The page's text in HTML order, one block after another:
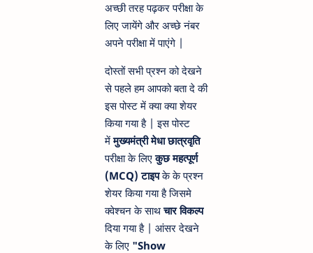
अच्छी तरह पढ़कर परीक्षा के
लिए जायेंगे और अच्छे नंबर
अपने परीक्षा में पाएंगे |
दोस्तों सभी प्रश्न को देखने
से पहले हम आपको बता दे की
इस पोस्ट में क्या क्या शेयर
किया गया है | इस पोस्ट
मेंमुख्यमंत्री मेधा छात्रवृति
परीक्षा के लिएकुछ महत्पूर्ण
(MCQ) टाइपके के प्रश्न
शेयर किया गया है जिसमे
क्वेश्चन के साथचार विकल्प
दिया गया है | आंसर देखने
के लिए "Show